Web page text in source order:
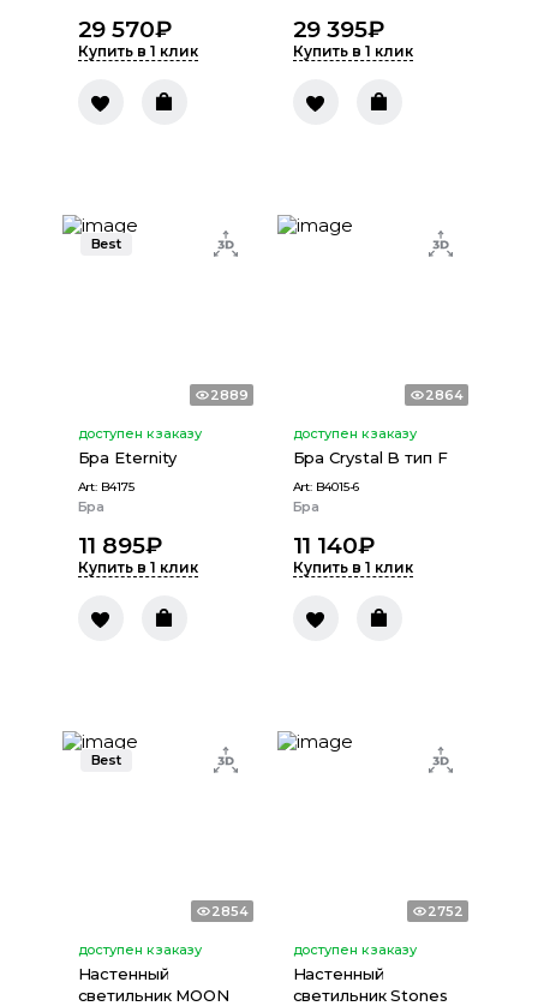
29 570₽
Купить в 1 клик
29 395₽
Купить в 1 клик
Best
2889
доступен к заказу
Бра Eternity
Art: B4175
Бра
11 895₽
Купить в 1 клик
2864
доступен к заказу
Бра Crystal B тип F
Art: B4015-6
Бра
11 140₽
Купить в 1 клик
Best
2854
доступен к заказу
Настенный
светильник MOON
2752
доступен к заказу
Настенный
светильник Stones